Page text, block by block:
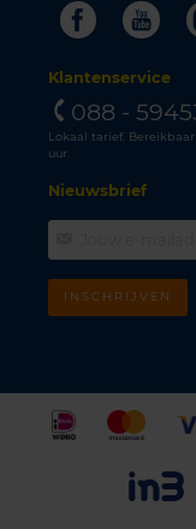
Klantenservice
088 -
Lokaal tarief.
uur.
Nieuwsbrief
INSCHRIJVEN